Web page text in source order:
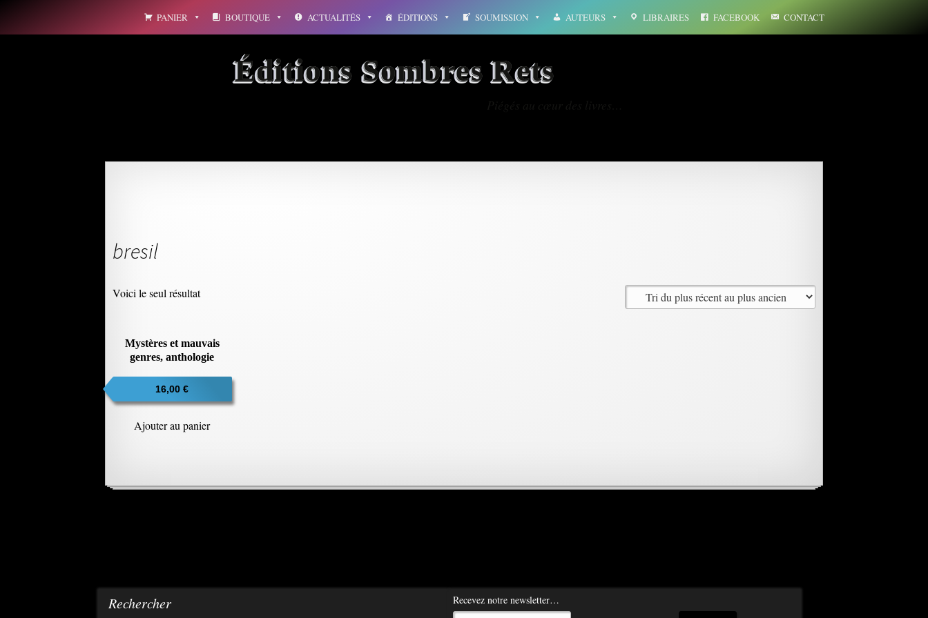
PANIER BOUTIQUE ACTUALITÉS ÉDITIONS SOUMISSION AUTEURS LIBRAIRES FACEBOOK CONTACT
Éditions Sombres Rets
bresil
Voici le seul résultat
Mystères et mauvais
genres, anthologie
16,00€
Ajouter au panier
Rechercher
Recevez notre newsletter…